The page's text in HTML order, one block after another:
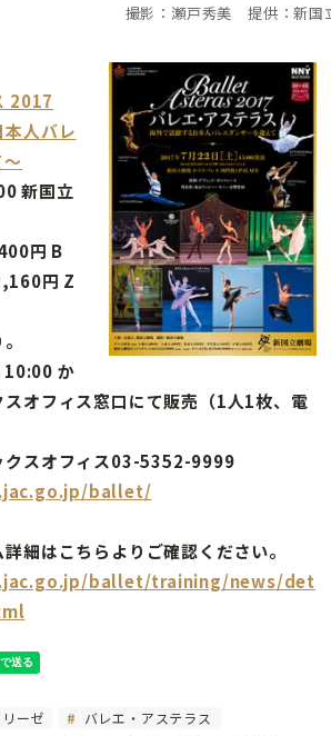
撮影：瀬戸秀美 提供：新国
2017
人バレ
新国立
円 B
円 Z
10:00 か
スオフィス窓口にて販売（1人1枚、電
クスオフィス03-5352-9999
ballet/
細はこちらよりご確認ください。
ballet/training/news/det
ーゼ
バレエ・アステラス